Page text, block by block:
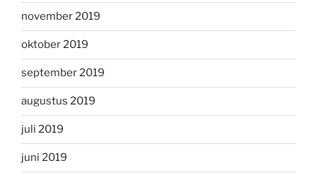
november 2019
oktober 2019
september 2019
augustus 2019
juli 2019
juni 2019